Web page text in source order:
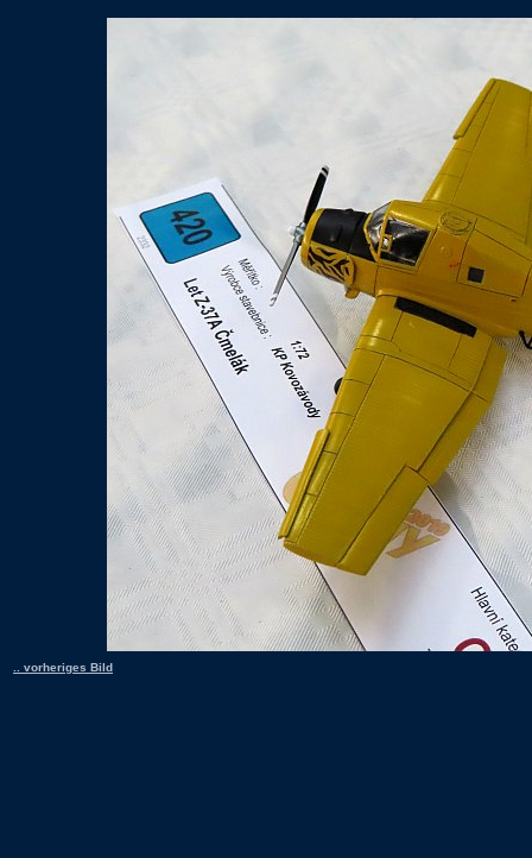
.. vorheriges Bild